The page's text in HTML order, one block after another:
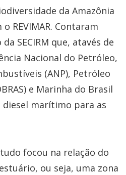
da Amazônia
REVIMAR. Contaram
SECIRM que, atavés de
Nacional do Petróleo,
(ANP), Petróleo
e Marinha do Brasil
diesel marítimo para as
focou na relação do
ou seja, uma zona